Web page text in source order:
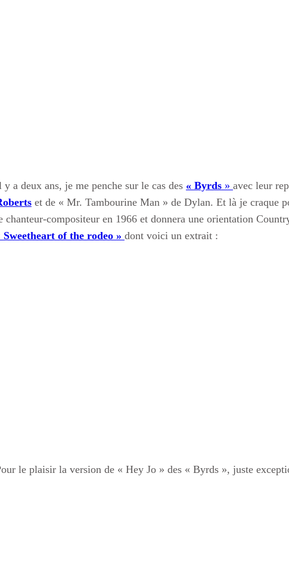
y a deux ans, je me penche sur le cas des « Byrds» avec leur
et de « Mr. Tambourine Man » de Dylan. Et là je craque
chanteur-compositeur en 1966 et donnera une orientation
Sweetheart of the rodeo » dont voici un extrait :
le plaisir la version de « Hey Jo » des « Byrds », juste